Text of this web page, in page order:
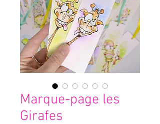
Marque-page les
Girafes